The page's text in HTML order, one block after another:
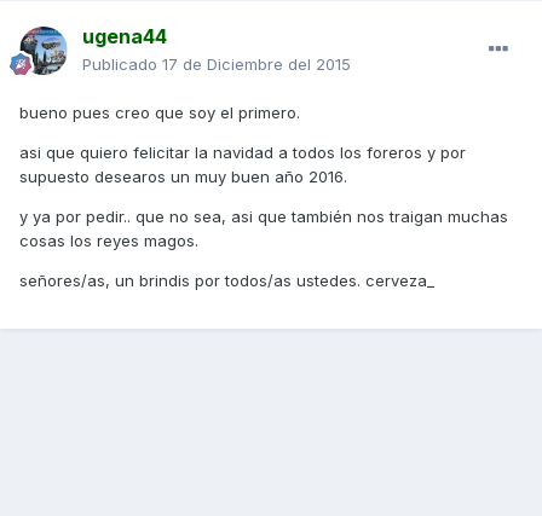
ugena44
Publicado 17 de Diciembre del 2015
bueno pues creo que soy el primero.
asi que quiero felicitar la navidad a todos los foreros y por
supuesto desearos un muy buen año 2016.
y ya por pedir.. que no sea, asi que también nos traigan muchas
cosas los reyes magos.
señores/as, un brindis por todos/as ustedes. cerveza_